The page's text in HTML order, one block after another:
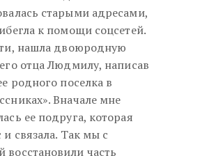
старыми адресами,
к помощи соцсетей.
нашла двоюродную
отца Людмилу, написав
родного поселка в
Вначале мне
ее подруга, которая
связала. Так мы с
часть